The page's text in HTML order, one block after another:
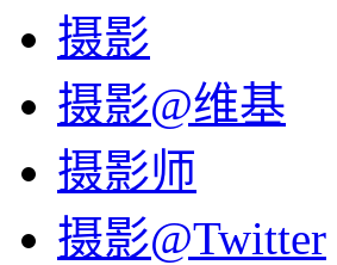
摄影
摄影@维基
摄影师
摄影@Twitter